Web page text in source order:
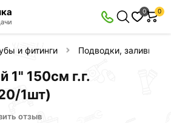
0 0
и фитинги Подводки, заливы,
1" 150см г.г.
1шт)
отзыв